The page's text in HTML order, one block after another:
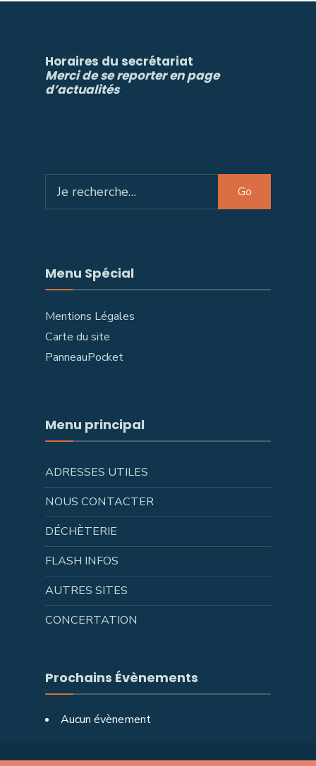
Horaires du secrétariat
Merci de se reporter en page
d’actualités
for:
Go
Menu Spécial
Mentions Légales
Carte du site
PanneauPocket
Menu principal
ADRESSES UTILES
NOUS CONTACTER
DÉCHÈTERIE
FLASH INFOS
AUTRES SITES
CONCERTATION
Prochains Évènements
Aucun évènement